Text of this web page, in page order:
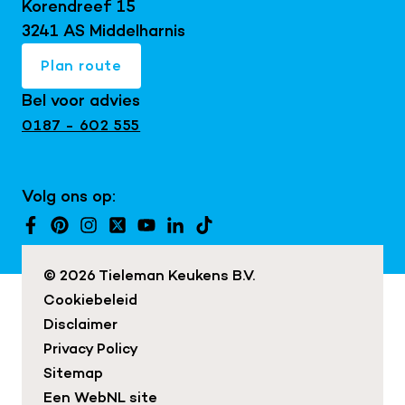
Keukeninspiratie blog
Keukenshowroom
Keukenrenovatie
Maatwerk interieur
Exclusieve keukens
Landelijke keukens
Moderne keukens
next125 keukens
Mereno keukens
Korendreef 15
3241 AS Middelharnis
Plan route
Bel voor advies
0187 - 602 555
Volg ons op:
© 2026 Tieleman Keukens B.V.
Cookiebeleid
Disclaimer
Privacy Policy
Sitemap
Een WebNL site